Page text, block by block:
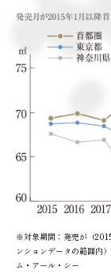
※対象期間：発売が（
ンションデータの範囲内
ム・アール・シー